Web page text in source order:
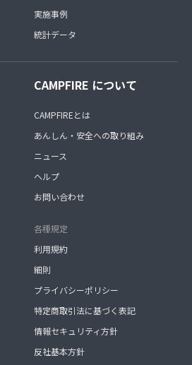
実施事例
統計データ
CAMPFIRE について
CAMPFIREとは
あんしん・安全への取り組み
ニュース
ヘルプ
お問い合わせ
各種規定
利用規約
細則
プライバシーポリシー
特定商取引法に基づく表記
情報セキュリティ方針
反社基本方針